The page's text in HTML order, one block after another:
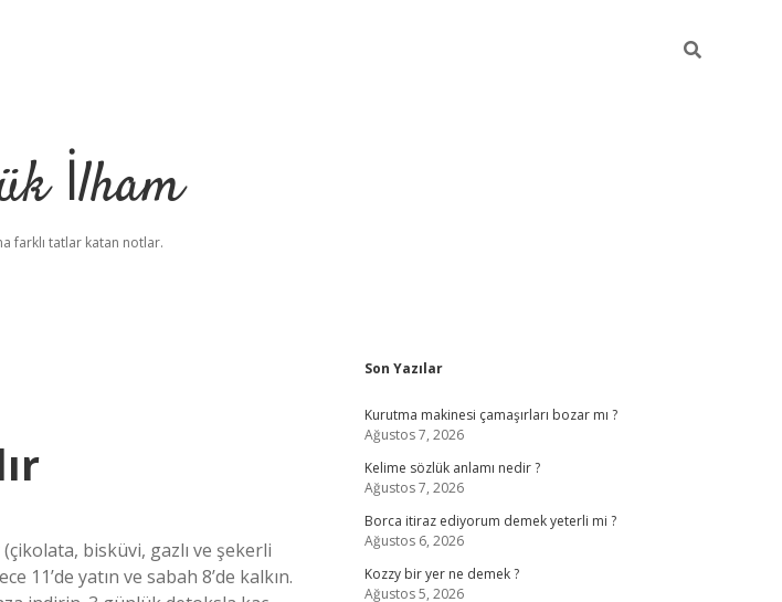
İlham
farklı tatlar katan notlar.
bisküvi, gazlı ve şekerli
11’de yatın ve sabah 8’de kalkın.
Sidebar
Son Yazılar
Kurutma makinesi çamaşırları bozar mı ?
Ağustos 7, 2026
Kelime sözlük anlamı nedir ?
Ağustos 7, 2026
Borca itiraz ediyorum demek yeterli mi ?
Ağustos 6, 2026
Kozzy bir yer ne demek ?
Ağustos 5, 2026